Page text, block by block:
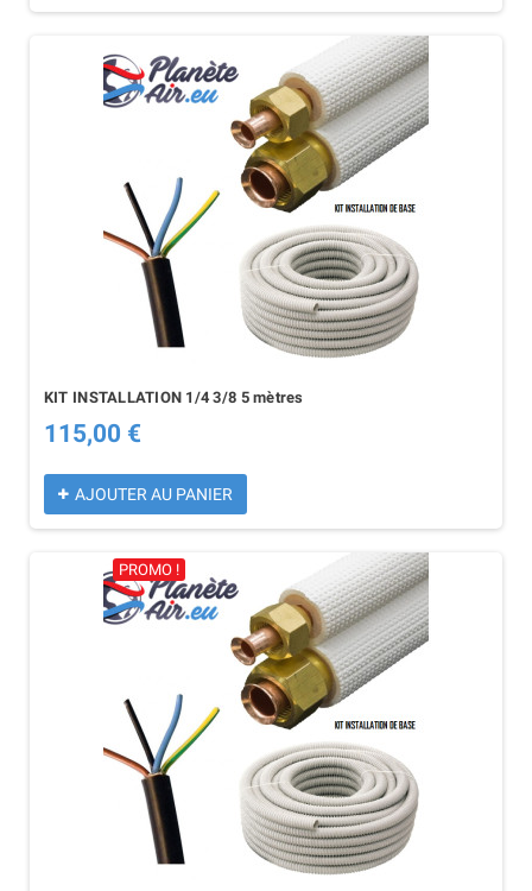
KIT INSTALLATION 1/4 3/8 5 mètres
115,00 €
AJOUTER AU PANIER
PROMO !